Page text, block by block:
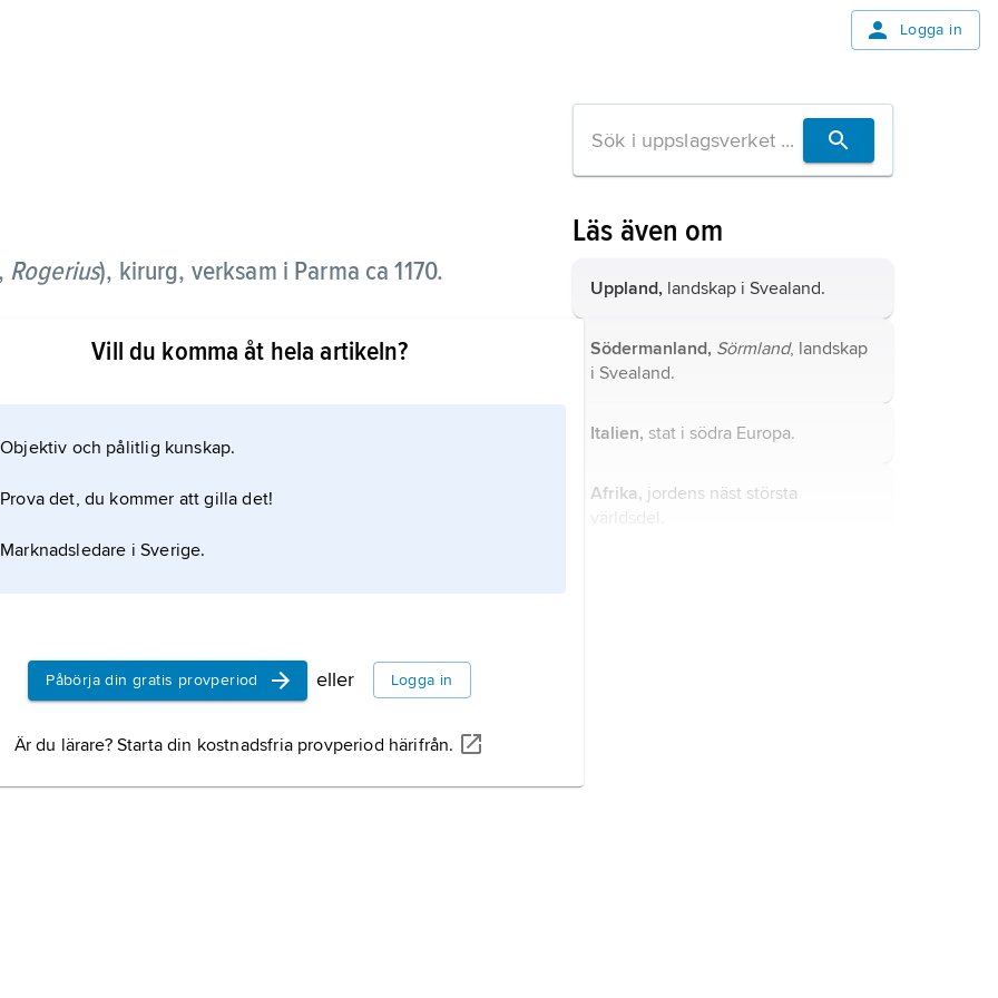
Logga in
Rogerius), kirurg, verksam i Parma ca 1170.
ca 1180, innehåller kortfattade
Hans verk var vida spritt och påverkade
även in på 1500-talet.
Vill du komma åt hela artikeln?
Objektiv och pålitlig kunskap.
Prova det, du kommer att gilla det!
Marknadsledare i Sverige.
Påbörja din gratis provperiod eller Logga in
Är du lärare? Starta din kostnadsfria provperiod härifrån.
Läs även om
Uppland, landskap i Svealand.
Södermanland, Sörmland, landskap
i Svealand.
Italien, stat i södra Europa.
Afrika, jordens näst största
världsdel.